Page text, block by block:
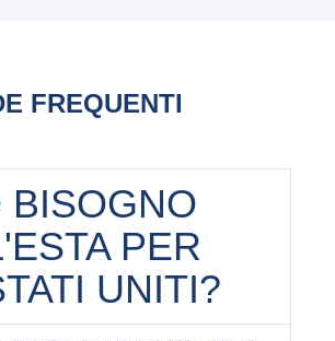
FREQUENTI
BISOGNO
PER
UNITI?